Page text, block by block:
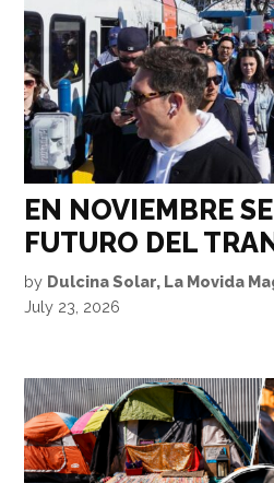
EN NOVIEMBRE
FUTURO DEL
by Dulcina Solar, La Movida
July 23, 2026